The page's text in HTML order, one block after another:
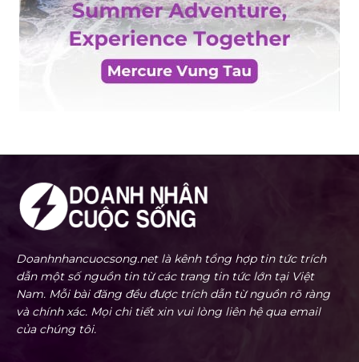
Doanhnhancuocsong.net là kênh tổng hợp tin tức trích
dẫn một số nguồn tin từ các trang tin tức lớn tại Việt
Nam. Mỗi bài đăng đều được trích dẫn từ nguồn rõ ràng
và chính xác. Mọi chi tiết xin vui lòng liên hệ qua email
của chúng tôi.